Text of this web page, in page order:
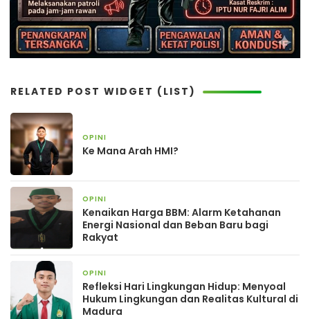
RELATED POST WIDGET (LIST)
OPINI
Ke Mana Arah HMI?
OPINI
Kenaikan Harga BBM: Alarm Ketahanan
Energi Nasional dan Beban Baru bagi
Rakyat
OPINI
Refleksi Hari Lingkungan Hidup: Menyoal
Hukum Lingkungan dan Realitas Kultural di
Madura